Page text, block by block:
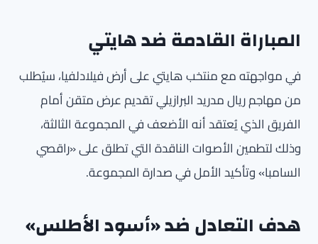
المباراة القادمة ضد هايتي
في مواجهته مع منتخب هايتي على أرض فيلادلفيا، سيُطلب
من مهاجم ريال مدريد البرازيلي تقديم عرض متقن أمام
الفريق الذي يُعتقد أنه الأضعف في المجموعة الثالثة،
وذلك لتطمين الأصوات الناقدة التي تطلق على «راقصي
السامبا» وتأكيد الأمل في صدارة المجموعة.
هدف التعادل ضد «أسود الأطلس»